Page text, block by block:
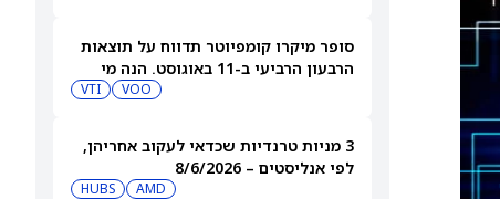
סופר מיקרו קומפיוטר תדווח על תוצאות
הרבעון הרביעי ב-11 באוגוסט. הנה מי
VOO
VTI
3 מניות טרנדיות שכדאי לעקוב אחריהן,
לפי אנליסטים – 8/6/2026
AMD
HUBS